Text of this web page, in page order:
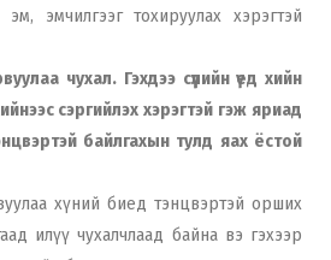
эмчилгээг тохируулах хэрэгтэй
чухал. Гэхдээ сүүлийн үед хийн
сэргийлэх хэрэгтэй гэж яриад
байлгахын тулд яах ёстой
хүний биед тэнцвэртэй орших
илүү чухалчлаад байна вэ гэхээр